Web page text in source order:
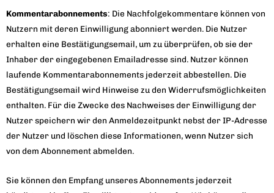
Kommentarabonnements: Die Nachfolgekommentare können von
Nutzern mit deren Einwilligung abonniert werden. Die Nutzer
erhalten eine Bestätigungsemail, um zu überprüfen, ob sie der
Inhaber der eingegebenen Emailadresse sind. Nutzer können
laufende Kommentarabonnements jederzeit abbestellen. Die
Bestätigungsemail wird Hinweise zu den Widerrufsmöglichkeiten
enthalten. Für die Zwecke des Nachweises der Einwilligung der
Nutzer speichern wir den Anmeldezeitpunkt nebst der IP-Adresse
der Nutzer und löschen diese Informationen, wenn Nutzer sich
von dem Abonnement abmelden.
Sie können den Empfang unseres Abonnements jederzeit